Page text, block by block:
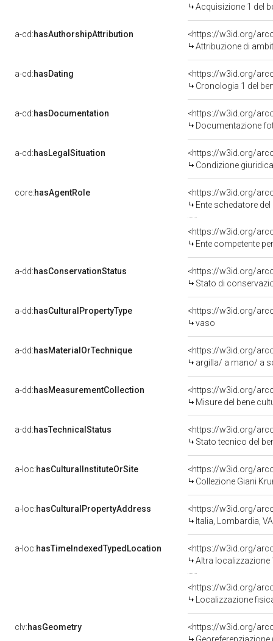
Acquisizione 1 del
a-cd:hasAuthorshipAttribution
<https://w3id.org/
Attribuzione di
a-cd:hasDating
<https://w3id.org/
Cronologia 1 del
a-cd:hasDocumentation
Documentazione
a-cd:hasLegalSituation
Condizione
core:hasAgentRole
<https://w3id.org/
Ente schedatore
<https://w3id.org/
Ente competente per tutela
a-dd:hasConservationStatus
<https://w3id.org/
Stato di
a-dd:hasCulturalPropertyType
<https://w3id.org/
vaso
a-dd:hasMaterialOrTechnique
<https://w3id.org/
argilla/ a mano/ a
a-dd:hasMeasurementCollection
<https://w3id.org/
Misure del bene
a-dd:hasTechnicalStatus
<https://w3id.org/
Stato tecnico del
a-loc:hasCulturalInstituteOrSite
<https://w3id.org/
Collezione Giani
a-loc:hasCulturalPropertyAddress
<https://w3id.org/
Italia, Lombardia,
a-loc:hasTimeIndexedTypedLocation
<https://w3id.org/
Altra localizzazione
<https://w3id.org/
Localizzazione
clv:hasGeometry
<https://w3id.org/